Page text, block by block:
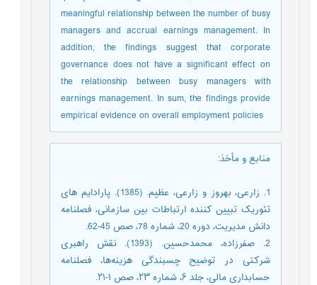
meaningful relationship between the number of busy
managers and accrual earnings management. In
addition, the findings suggest that corporate
governance does not have a significant effect on
the relationship between busy managers with
earnings management. In sum, the findings provide
empirical evidence on overall employment policies
منابع و مأخذ:
1. زارعی، بهروز و زارعی، عظیم. (1385). پارادایم های
تئوریک تبیین کننده ارتباطات بین سازمانی، فصلنامه
دانش مدیریت، دوره 20، شماره 78، صص 45-62.
2. صفرزاده، محمدحسین. (1393). نقش راهبری
شرکتی در توضیح چسبندگی هزینه‌ها، فصلنامه
حسابداری مالی، جلد ۶، شماره ۲۳، صص ۱-۲۱.